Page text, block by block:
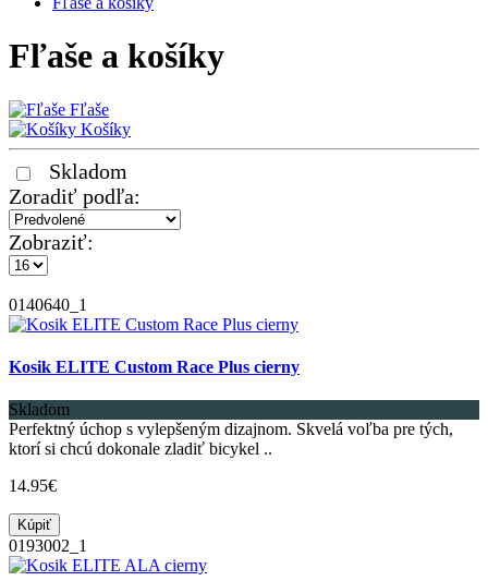
Fľaše a košíky
Fľaše
Košíky
Skladom
Zoradiť podľa:
Zobraziť:
0140640_1
Kosik ELITE Custom Race Plus cierny
Skladom
Perfektný úchop s vylepšeným dizajnom. Skvelá voľba pre tých,
ktorí si chcú dokonale zladiť bicykel ..
14.95€
Kúpiť
0193002_1